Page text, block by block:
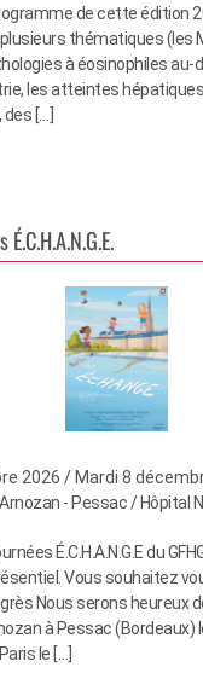
de cette édition
thématiques (les
à éosinophiles
les atteintes
[…]
2026 / Mardi 8
- Pessac / Hôpital
É.C.H.A.N.G.E du
Vous souhaitez
Nous serons heureux
à Pessac (Bordeaux)
le […]